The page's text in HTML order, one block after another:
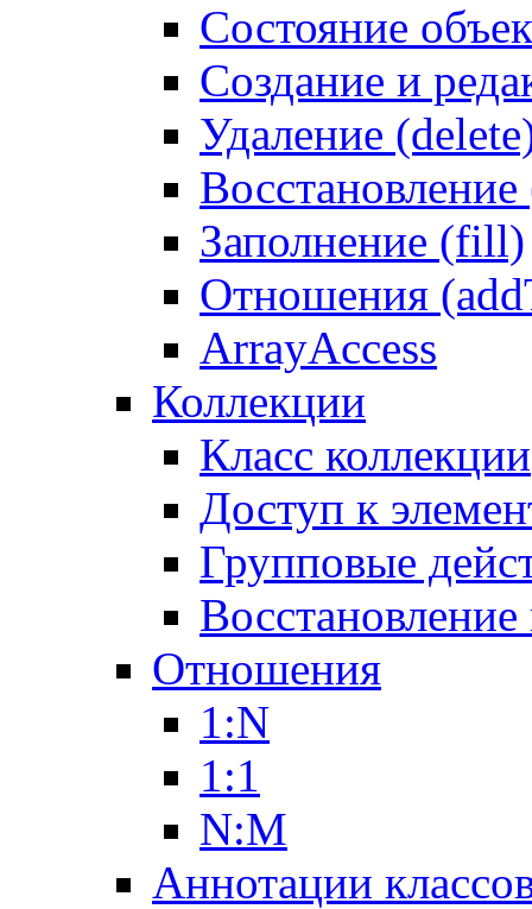
Состояние
Создание и
Удаление
Заполнение (fill)
Отношения
ArrayAccess
Коллекции
Класс коллекции
Доступ к
Групповые
Отношения
1:N
1:1
N:M
Аннотации